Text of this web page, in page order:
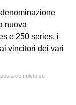
nuova
e 250 series, i
vincitori dei vari
completa su